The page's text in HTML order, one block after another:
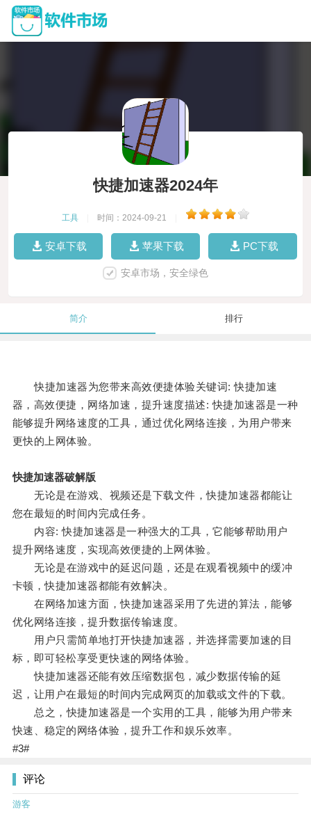
快捷加速器2024年
工具 时间：2024-09-21
安卓下载 苹果下载 PC下载
安卓市场，安全绿色
简介 排行
快捷加速器为您带来高效便捷体验关键词: 快捷加速
器，高效便捷，网络加速，提升速度描述: 快捷加速器是一种
能够提升网络速度的工具，通过优化网络连接，为用户带来
更快的上网体验。
快捷加速器破解版
无论是在游戏、视频还是下载文件，快捷加速器都能让
您在最短的时间内完成任务。
内容: 快捷加速器是一种强大的工具，它能够帮助用户
提升网络速度，实现高效便捷的上网体验。
无论是在游戏中的延迟问题，还是在观看视频中的缓冲
卡顿，快捷加速器都能有效解决。
在网络加速方面，快捷加速器采用了先进的算法，能够
优化网络连接，提升数据传输速度。
用户只需简单地打开快捷加速器，并选择需要加速的目
标，即可轻松享受更快速的网络体验。
快捷加速器还能有效压缩数据包，减少数据传输的延
迟，让用户在最短的时间内完成网页的加载或文件的下载。
总之，快捷加速器是一个实用的工具，能够为用户带来
快速、稳定的网络体验，提升工作和娱乐效率。
#3#
评论
游客